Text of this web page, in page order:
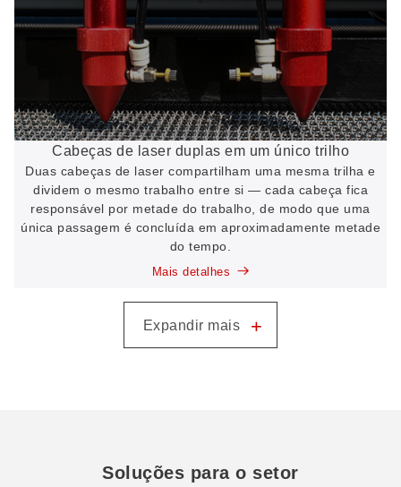
Cabeças de laser duplas em um único trilho
Duas cabeças de laser compartilham uma mesma trilha e
dividem o mesmo trabalho entre si — cada cabeça fica
responsável por metade do trabalho, de modo que uma
única passagem é concluída em aproximadamente metade
do tempo.
Mais detalhes
Expandir mais +
Soluções para o setor